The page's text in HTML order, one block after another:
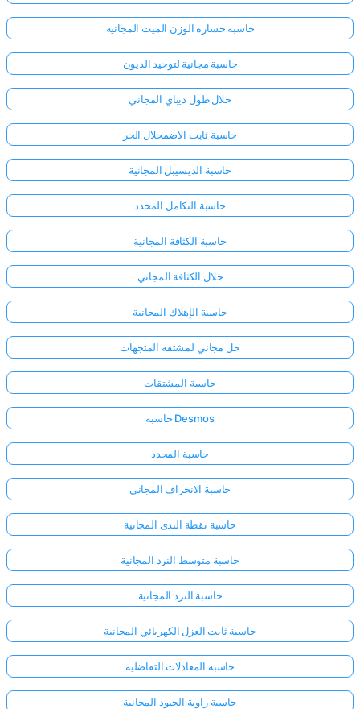
حاسبة خسارة الوزن الميت المجانية
حاسبة مجانية لتوحيد الديون
حلال طول ديباي المجاني
حاسبة ثابت الاضمحلال الحر
حاسبة الديسيبل المجانية
حاسبة التكامل المحدد
حاسبة الكثافة المجانية
حلال الكثافة المجاني
حاسبة الإهلاك المجانية
حل مجاني لمشتقة المتجهات
حاسبة المشتقات
حاسبة Desmos
حاسبة المحدد
حاسبة الانحراف المجاني
حاسبة نقطة الندى المجانية
حاسبة متوسط النرد المجانية
حاسبة النرد المجانية
حاسبة ثابت العزل الكهربائي المجانية
حاسبة المعادلات التفاضلية
حاسبة زاوية الحيود المجانية